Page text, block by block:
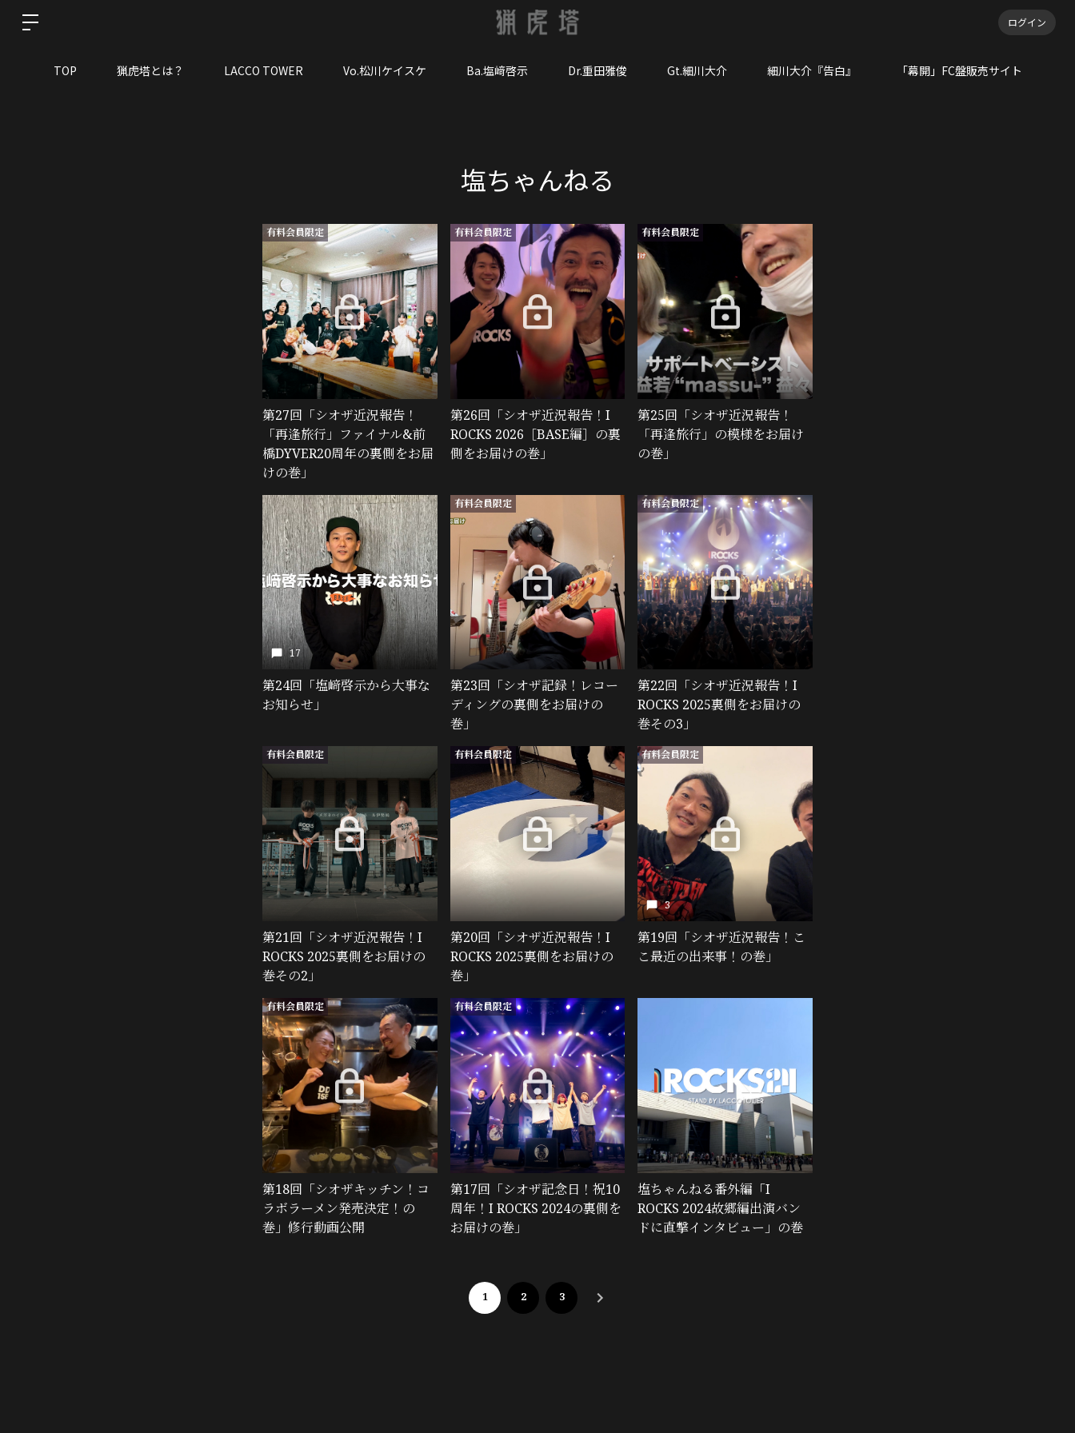
ログイン
TOP 猟虎塔とは？ LACCO TOWER Vo.松川ケイスケ Ba.塩﨑啓示 Dr.重田雅俊 Gt.細川大介 細川大介『告白』 「幕開」FC盤販売サイト
塩ちゃんねる
有料会員限定
第27回「シオザ近況報告！
「再逢旅行」ファイナル&前
橋DYVER20周年の裏側をお届
けの巻」
有料会員限定
第26回「シオザ近況報告！I
ROCKS 2026［BASE編］の裏
側をお届けの巻」
有料会員限定
第25回「シオザ近況報告！
「再逢旅行」の模様をお届け
の巻」
17
第24回「塩﨑啓示から大事な
お知らせ」
有料会員限定
第23回「シオザ記録！レコー
ディングの裏側をお届けの
巻」
有料会員限定
第22回「シオザ近況報告！I
ROCKS 2025裏側をお届けの
巻その3」
有料会員限定
第21回「シオザ近況報告！I
ROCKS 2025裏側をお届けの
巻その2」
有料会員限定
第20回「シオザ近況報告！I
ROCKS 2025裏側をお届けの
巻」
有料会員限定
3
第19回「シオザ近況報告！こ
こ最近の出来事！の巻」
有料会員限定
第18回「シオザキッチン！コ
ラボラーメン発売決定！の
巻」修行動画公開
有料会員限定
第17回「シオザ記念日！祝10
周年！I ROCKS 2024の裏側を
お届けの巻」
塩ちゃんねる番外編「I
ROCKS 2024故郷編出演バン
ドに直撃インタビュー」の巻
1 2 3